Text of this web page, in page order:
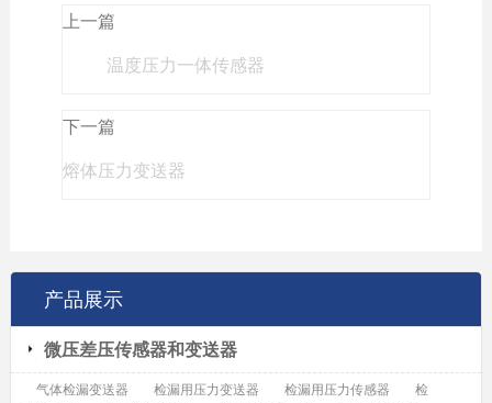
上一篇
温度压力一体传感器
下一篇
熔体压力变送器
产品展示
微压差压传感器和变送器
气体检漏变送器 检漏用压力变送器 检漏用压力传感器
检